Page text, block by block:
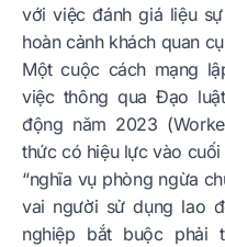
với việc đánh giá liệu
hoàn cảnh khách quan
Một cuộc cách mạng
việc thông qua Đạo
động năm 2023
thức có hiệu lực vào
“nghĩa vụ phòng ngừa
vai người sử dụng lao
nghiệp bắt buộc phải